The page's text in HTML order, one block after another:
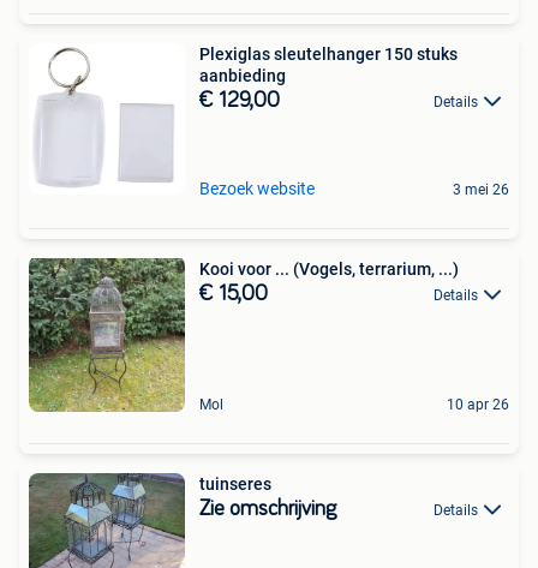
Plexiglas sleutelhanger 150 stuks
aanbieding
€ 129,00 Details
Bezoek website 3 mei 26
Kooi voor ... (Vogels, terrarium, ...)
€ 15,00 Details
Mol 10 apr 26
tuinseres
Zie omschrijving Details